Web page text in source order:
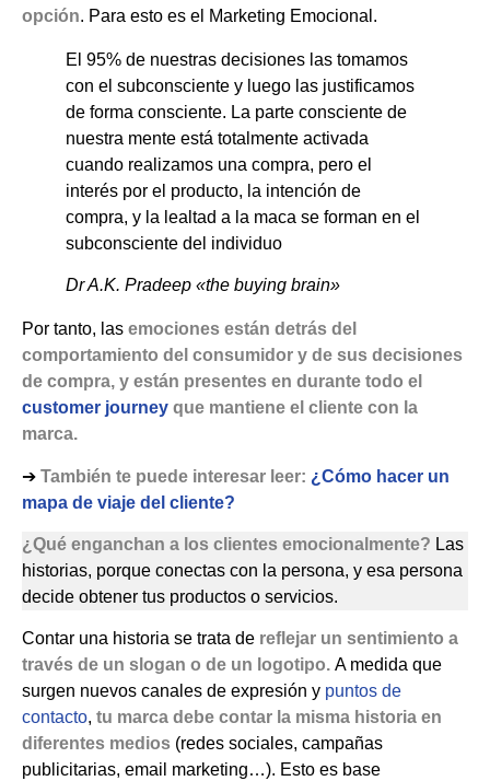
opción. Para esto es el Marketing Emocional.
El 95% de nuestras decisiones las tomamos
con el subconsciente y luego las justificamos
de forma consciente. La parte consciente de
nuestra mente está totalmente activada
cuando realizamos una compra, pero el
interés por el producto, la intención de
compra, y la lealtad a la maca se forman en el
subconsciente del individuo
Dr A.K. Pradeep «the buying brain»
Por tanto, las emociones están detrás del
comportamiento del consumidor y de sus decisiones
de compra, y están presentes en durante todo el
customer journey que mantiene el cliente con la
marca.
➔ También te puede interesar leer: ¿Cómo hacer un
mapa de viaje del cliente?
¿Qué enganchan a los clientes emocionalmente? Las
historias, porque conectas con la persona, y esa persona
decide obtener tus productos o servicios.
Contar una historia se trata de reflejar un sentimiento a
través de un slogan o de un logotipo. A medida que
surgen nuevos canales de expresión y puntos de
contacto, tu marca debe contar la misma historia en
diferentes medios (redes sociales, campañas
publicitarias, email marketing…). Esto es base